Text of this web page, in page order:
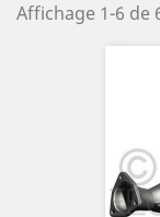
Affichage 1-6 de